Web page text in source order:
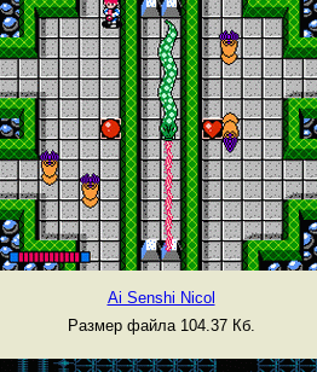
Ai Senshi Nicol
Размер файла 104.37 Кб.